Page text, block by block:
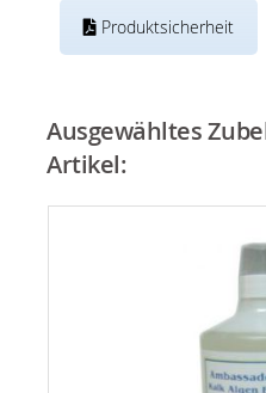
Produktsicherheit
Ausgewähltes
Artikel: